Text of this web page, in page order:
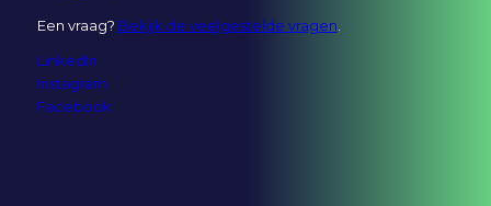
Een vraag? Bekijk de veelgestelde vragen
LinkedIn
Instagram
Facebook